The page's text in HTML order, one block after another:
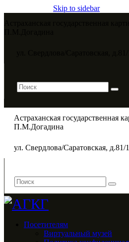
Skip to sidebar
Астраханская государственная
П.М.Догадина​
ул. Свердлова/Саратовская, д.81/
Посетителям
Виртуальный музей